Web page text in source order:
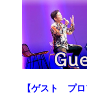
【ゲスト プロ